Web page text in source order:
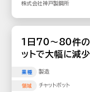
株式会社神戸製鋼所
1日70～80件の
ットで大幅に減少
業種 製造
領域 チャットボット